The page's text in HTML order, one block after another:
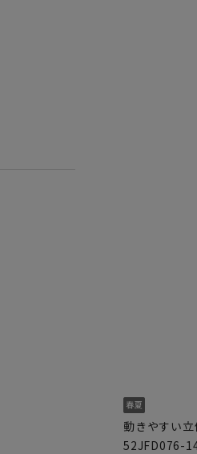
動きやすい
52JFD076-